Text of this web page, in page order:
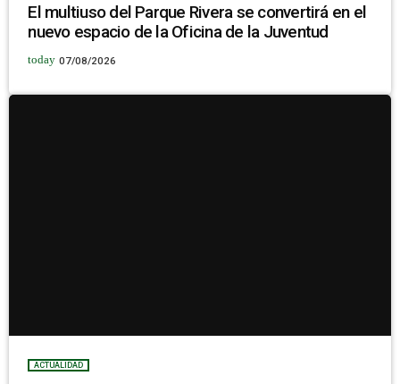
El multiuso del Parque Rivera se convertirá en el
nuevo espacio de la Oficina de la Juventud
today 07/08/2026
ACTUALIDAD